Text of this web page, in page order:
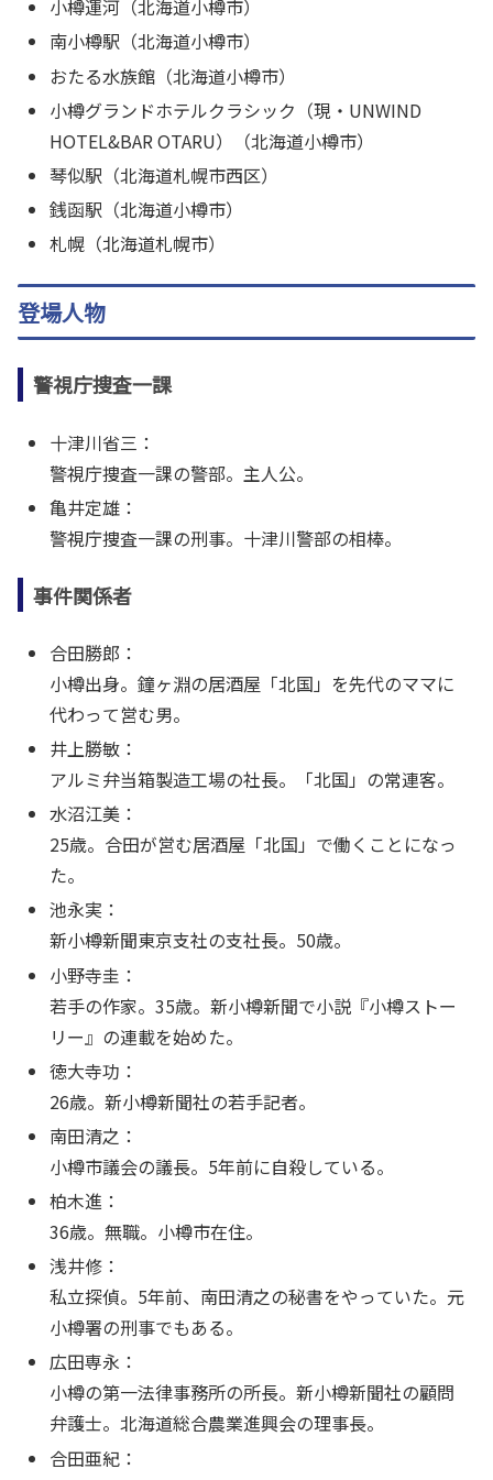
小樽運河（北海道小樽市）
南小樽駅（北海道小樽市）
おたる水族館（北海道小樽市）
小樽グランドホテルクラシック（現・UNWIND
HOTEL&BAR OTARU）（北海道小樽市）
琴似駅（北海道札幌市西区）
銭函駅（北海道小樽市）
札幌（北海道札幌市）
登場人物
警視庁捜査一課
十津川省三：
警視庁捜査一課の警部。主人公。
亀井定雄：
警視庁捜査一課の刑事。十津川警部の相棒。
事件関係者
合田勝郎：
小樽出身。鐘ヶ淵の居酒屋「北国」を先代のママに
代わって営む男。
井上勝敏：
アルミ弁当箱製造工場の社長。「北国」の常連客。
水沼江美：
25歳。合田が営む居酒屋「北国」で働くことになっ
た。
池永実：
新小樽新聞東京支社の支社長。50歳。
小野寺圭：
若手の作家。35歳。新小樽新聞で小説『小樽ストー
リー』の連載を始めた。
徳大寺功：
26歳。新小樽新聞社の若手記者。
南田清之：
小樽市議会の議長。5年前に自殺している。
柏木進：
36歳。無職。小樽市在住。
浅井修：
私立探偵。5年前、南田清之の秘書をやっていた。元
小樽署の刑事でもある。
広田専永：
小樽の第一法律事務所の所長。新小樽新聞社の顧問
弁護士。北海道総合農業進興会の理事長。
合田亜紀：